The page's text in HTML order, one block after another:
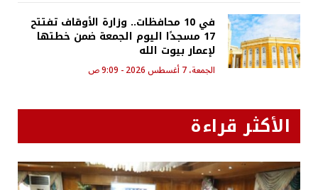
في 10 محافظات.. وزارة الأوقاف تفتتح
17 مسجدًا اليوم الجمعة ضمن خطتها
لإعمار بيوت الله
الجمعة، 7 أغسطس 2026 - 9:09 ص
الأكثر قراءة